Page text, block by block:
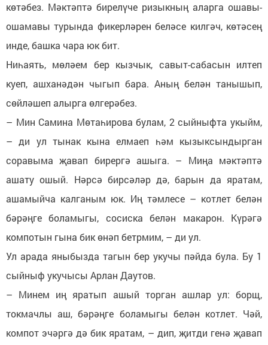
көтәбез. Мәктәптә бирелүче ризыкның аларга ошавы-
ошамавы турында фикерләрен беләсе килгәч, көтәсең
инде, башка чара юк бит.
Ниһаять, мөләем бер кызчык, савыт-сабасын илтеп
куеп, ашханәдән чыгып бара. Аның белән танышып,
сөйләшеп алырга өлгерәбез.
– Мин Самина Мөтаһирова булам, 2 сыйныфта укыйм,
– ди ул тынак кына елмаеп һәм кызыксындырган
соравыма җавап бирергә ашыга. – Миңа мәктәптә
ашату ошый. Нәрсә бирсәләр дә, барын да яратам,
ашамыйча калганым юк. Иң тәмлесе – котлет белән
бәрәңге боламыгы, сосиска белән макарон. Күрәгә
компотын гына бик өнәп бетрмим, – ди ул.
Ул арада яныбызда тагын бер укучы пәйда була. Бу 1
сыйныф укучысы Арлан Даутов.
– Минем иң яратып ашый торган ашлар ул: борщ,
токмачлы аш, бәрәңге боламыгы белән котлет. Чәй,
компот эчәргә дә бик яратам, – дип, җитди генә җавап